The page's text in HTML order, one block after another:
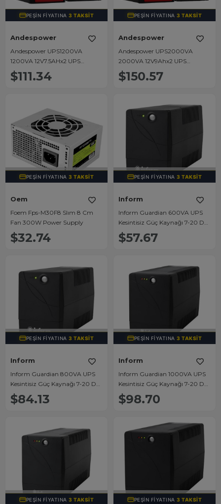
PEŞIN FIYATINA3 TAKSIT
Andespower
Andespower UPS1200VA
1200VA 12V7.5AHx2 UPS
Kesintisiz Güç Kaynağı Line -
İnteraktif
$111.34
PEŞIN FIYATINA3 TAKSIT
Andespower
Andespower UPS2000VA
2000VA 12V9Ahx2 UPS
Kesintisiz Güç Kaynağı Line -
İnteraktif
$150.57
TÜKENDI
PEŞIN FIYATINA3 TAKSIT
Oem
Foem Fps-M30F8 Slım 8 Cm
Fan 300W Power Supply
$32.74
TÜKENDI
PEŞIN FIYATINA3 TAKSIT
Inform
Inform Guardian 600VA UPS
Kesintisiz Güç Kaynağı 7-20 Dk
(1x7ah)
$57.67
TÜKENDI
PEŞIN FIYATINA3 TAKSIT
Inform
Inform Guardian 800VA UPS
Kesintisiz Güç Kaynağı 7-20 Dk
(1x9ah)
$84.13
TÜKENDI
PEŞIN FIYATINA3 TAKSIT
Inform
Inform Guardian 1000VA UPS
Kesintisiz Güç Kaynağı 7-20 Dk
(2x7AH)
$98.70
TÜKENDI
PEŞIN FIYATINA3 TAKSIT TÜKENDI
PEŞIN FIYATINA3 TAKSIT